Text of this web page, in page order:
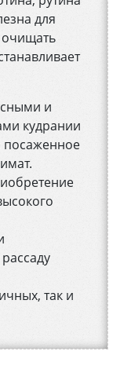
для
очищать
и
кудрании
посаженное
так и